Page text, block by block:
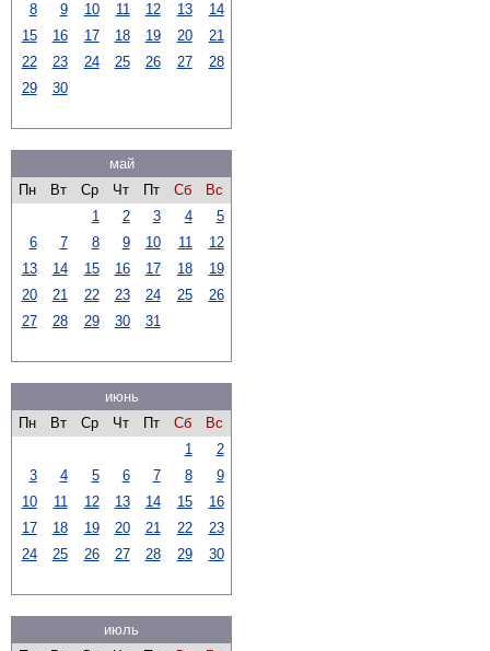
8
9 10 11 12 13
14
15
16 17 18 19 20
21
22
23 24 25 26 27
28
29
30
май
Пн
Вт Ср Чт Пт Сб
Вс
1
2 3 4
5
6
7 8 9 10 11
12
13
14 15 16 17 18
19
20
21 22 23 24 25
26
27
28 29 30 31
июнь
Пн
Вт Ср Чт Пт Сб
Вс
1
2
3
4 5 6 7 8
9
10
11 12 13 14 15
16
17
18 19 20 21 22
23
24
25 26 27 28 29 30
июль